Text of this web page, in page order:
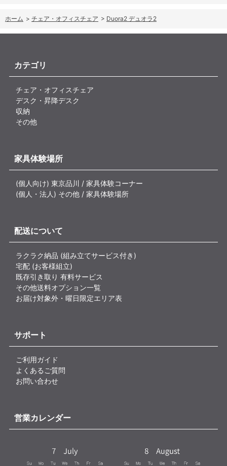
ホーム > チェア・オフィスチェア > Duora2 デュオラ2
カテゴリ
チェア・オフィスチェア
デスク・昇降デスク
収納
その他
家具体験場所
(個人向け) 東京品川 / 家具体験コーナー
(個人・法人) その他 / 家具体験場所
配送について
ラクラク納品 (組み立てサービス付き)
宅配 (お客様組立)
既存引き取り 有料サービス
その他送料オプション一覧
お届け対象外・曜日限定エリア表
サポート
ご利用ガイド
よくあるご質問
お問い合わせ
営業カレンダー